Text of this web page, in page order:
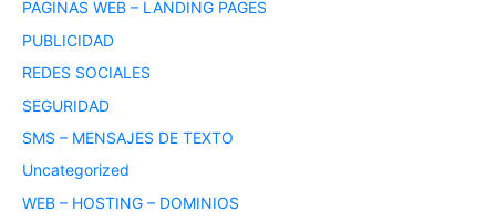
PAGINAS WEB – LANDING PAGES
PUBLICIDAD
REDES SOCIALES
SEGURIDAD
SMS – MENSAJES DE TEXTO
Uncategorized
WEB – HOSTING – DOMINIOS